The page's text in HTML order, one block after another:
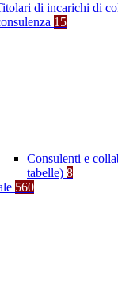
di incarichi di
15
Consulenti e
tabelle) 8
560